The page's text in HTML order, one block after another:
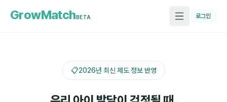
GrowMatchBETA 로그인
📋2026년 최신 제도 정보 반영